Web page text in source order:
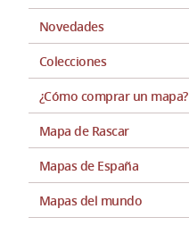
Novedades
Colecciones
¿Cómo comprar un mapa?
Mapa de Rascar
Mapas de España
Mapas del mundo